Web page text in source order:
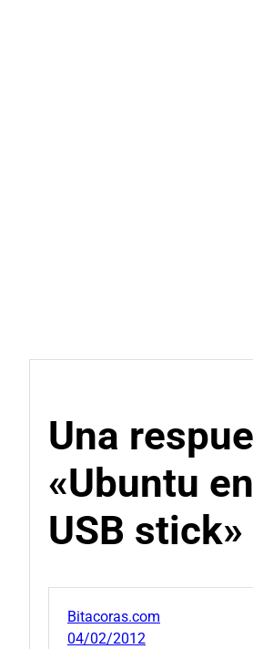
Una
«Ubuntu
USB stick»
Bitacoras.com
04/02/2012